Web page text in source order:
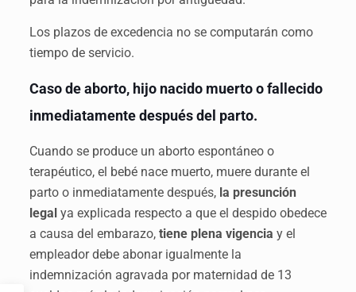
Los plazos de excedencia no se computarán como
tiempo de servicio.
Caso de aborto, hijo nacido muerto o fallecido
inmediatamente después del parto.
Cuando se produce un aborto espontáneo o
terapéutico, el bebé nace muerto, muere durante el
parto o inmediatamente después, la presunción
legalya explicada respecto a que el despido obedece
a causa del embarazo, tiene plena vigencia y el
empleador debe abonar igualmente la
indemnización agravada por maternidad de 13